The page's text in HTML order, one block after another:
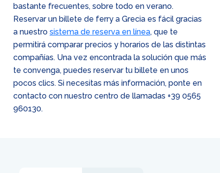
bastante frecuentes, sobre todo en verano.
Reservar un billete de ferry a Grecia es fácil gracias
a nuestro sistema de reserva en línea, que te
permitirá comparar precios y horarios de las distintas
compañías. Una vez encontrada la solución que más
te convenga, puedes reservar tu billete en unos
pocos clics. Si necesitas más información, ponte en
contacto con nuestro centro de llamadas +39 0565
960130.